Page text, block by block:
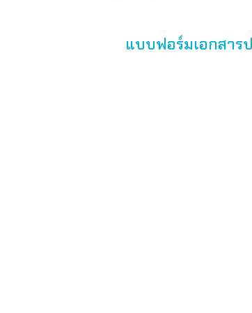
แบบฟอร์มเอกสาร